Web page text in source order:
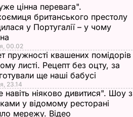
цінна перевага".
британського престолу
у Португалії – у чому
00.02
пружності квашених помідорів
листі. Рецепт без оцту, за
ще наші бабусі
23.14
навіть ніяково дивитися". Шоу з
у відомому ресторані
мережу. Відео